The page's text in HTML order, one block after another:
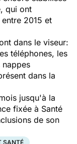
qui ont
2015 et
dans le viseur:
téléphones, les
dans la
jusqu'à la
fixée à Santé
de son
SANTÉ